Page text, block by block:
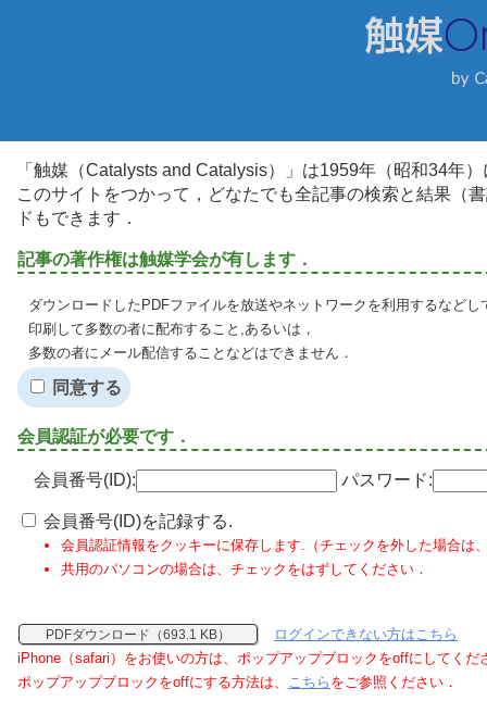
「触媒（Catalysts and Catalysis）」は1959年（昭和34年
このサイトをつかって，どなたでも全記事の検索と結果（
ドもできます．
記事の著作権は触媒学会が有します．
ダウンロードしたPDFファイルを放送やネットワークを利用するなど
印刷して多数の者に配布すること,あるいは，
多数の者にメール配信することなどはできません．
同意する
会員認証が必要です．
会員番号(ID): パスワード:
会員番号(ID)を記録する.
会員認証情報をクッキーに保存します.（チェックを外した場合は
共用のパソコンの場合は、チェックをはずしてください．
PDFダウンロード（693.1 KB）
ログインできない方はこちら
iPhone（safari）をお使いの方は、ポップアップブロックをoffにしてくだ
ポップアップブロックをoffにする方法は、 こちら をご参照ください．